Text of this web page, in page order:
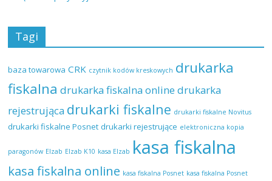
Tagi
baza towarowa CRK czytnik kodów kreskowych drukarka
fiskalna drukarka fiskalna online drukarka
rejestrująca drukarki fiskalne drukarki fiskalne Novitus
drukarki fiskalne Posnet drukarki rejestrujące elektroniczna kopia
paragonów Elzab Elzab K10 kasa Elzab kasa fiskalna
kasa fiskalna online kasa fiskalna Posnet kasa fiskalna Posnet